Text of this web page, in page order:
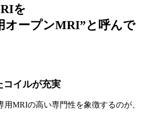
を
オープンMRI”と呼んで
コイルが充実
用MRIの高い専門性を象徴するのが、